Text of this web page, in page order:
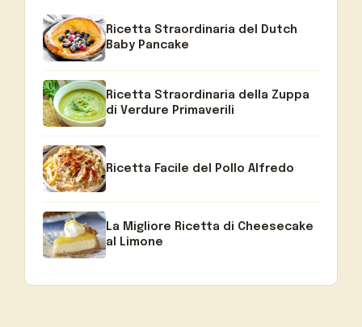
Ricetta Straordinaria del Dutch
Baby Pancake
Ricetta Straordinaria della Zuppa
di Verdure Primaverili
Ricetta Facile del Pollo Alfredo
La Migliore Ricetta di Cheesecake
al Limone